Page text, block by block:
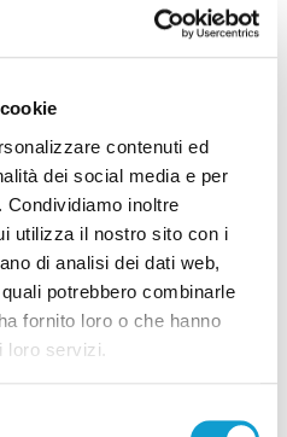
contenuti ed
dei social media e per
inoltre
utilizza il nostro sito con i
di analisi dei dati web,
potrebbero combinarle
fornito loro o che hanno
loro servizi.